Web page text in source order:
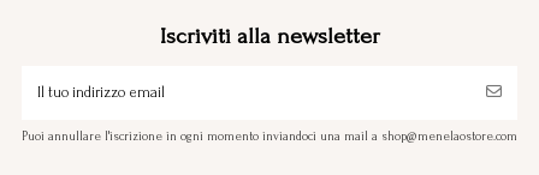
Iscriviti alla newsletter
Puoi annullare l'iscrizione in ogni momento inviandoci una mail a shop@menelaostore.com